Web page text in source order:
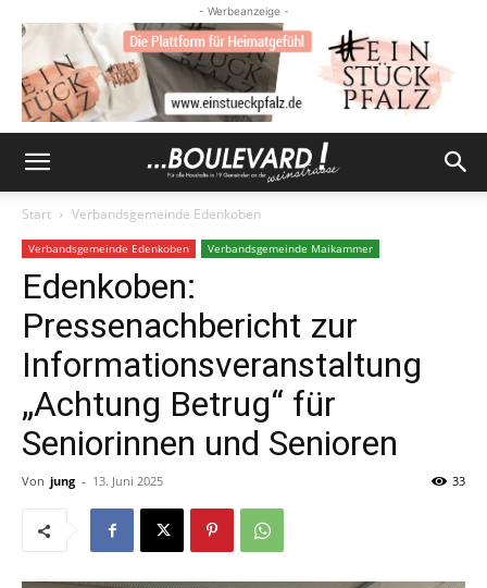
- Werbeanzeige -
Start Verbandsgemeinde Edenkoben
Verbandsgemeinde Edenkoben Verbandsgemeinde Maikammer
Edenkoben:
Pressenachbericht zur
Informationsveranstaltung
„Achtung Betrug“ für
Seniorinnen und Senioren
Von jung - 13. Juni 2025 33